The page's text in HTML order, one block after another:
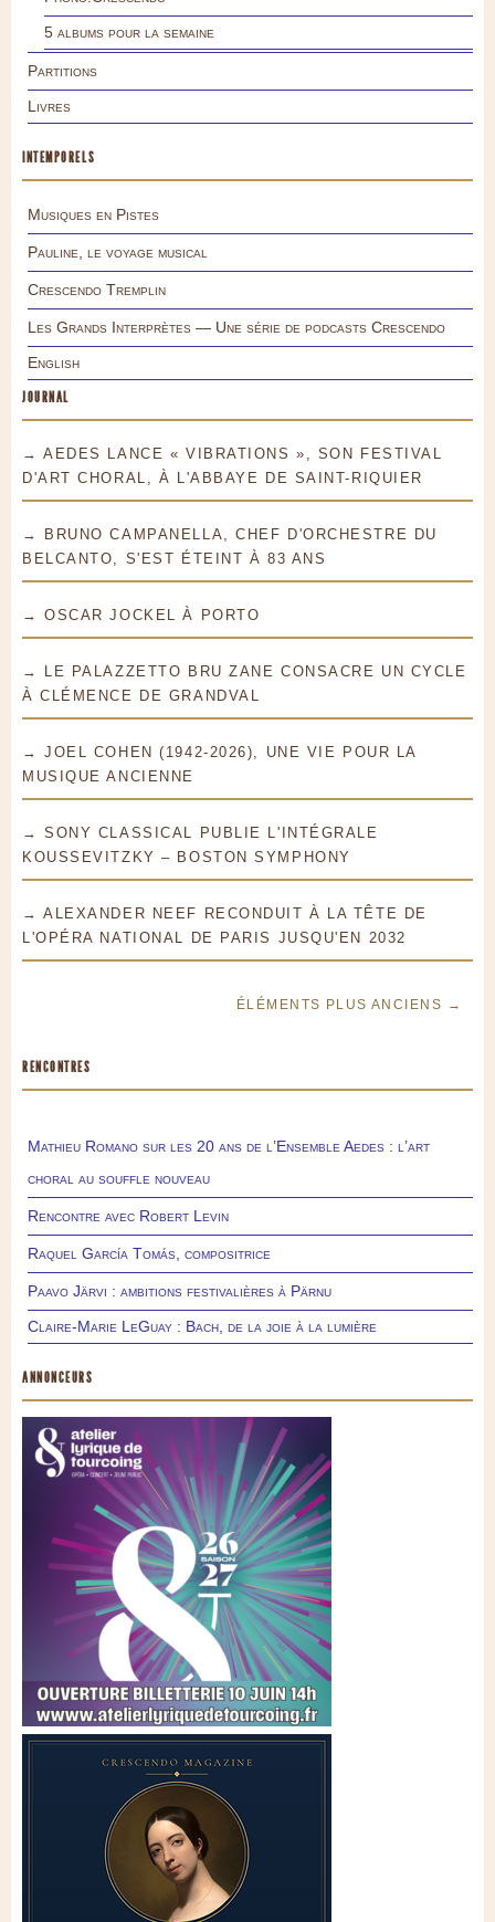
5 albums pour la semaine
Partitions
Livres
INTEMPORELS
Musiques en Pistes
Pauline, le voyage musical
Crescendo Tremplin
Les Grands Interprètes — Une série de podcasts Crescendo
English
JOURNAL
→ AEDES LANCE « VIBRATIONS », SON FESTIVAL
D'ART CHORAL, À L'ABBAYE DE SAINT-RIQUIER
→ BRUNO CAMPANELLA, CHEF D'ORCHESTRE DU
BELCANTO, S'EST ÉTEINT À 83 ANS
→ OSCAR JOCKEL À PORTO
→ LE PALAZZETTO BRU ZANE CONSACRE UN CYCLE
À CLÉMENCE DE GRANDVAL
→ JOEL COHEN (1942-2026), UNE VIE POUR LA
MUSIQUE ANCIENNE
→ SONY CLASSICAL PUBLIE L'INTÉGRALE
KOUSSEVITZKY – BOSTON SYMPHONY
→ ALEXANDER NEEF RECONDUIT À LA TÊTE DE
L'OPÉRA NATIONAL DE PARIS JUSQU'EN 2032
ÉLÉMENTS PLUS ANCIENS →
RENCONTRES
Mathieu Romano sur les 20 ans de l’Ensemble Aedes : l’art
choral au souffle nouveau
Rencontre avec Robert Levin
Raquel García Tomás, compositrice
Paavo Järvi : ambitions festivalières à Pärnu
Claire-Marie LeGuay : Bach, de la joie à la lumière
ANNONCEURS